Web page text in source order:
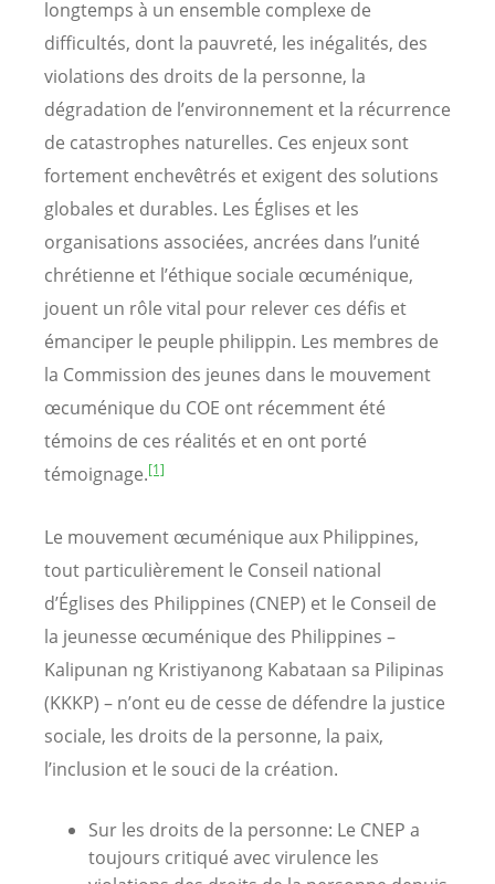
longtemps à un ensemble complexe de
difficultés, dont la pauvreté, les inégalités, des
violations des droits de la personne, la
dégradation de l’environnement et la récurrence
de catastrophes naturelles. Ces enjeux sont
fortement enchevêtrés et exigent des solutions
globales et durables. Les Églises et les
organisations associées, ancrées dans l’unité
chrétienne et l’éthique sociale œcuménique,
jouent un rôle vital pour relever ces défis et
émanciper le peuple philippin. Les membres de
la Commission des jeunes dans le mouvement
œcuménique du COE ont récemment été
témoins de ces réalités et en ont porté
témoignage.[1]
Le mouvement œcuménique aux Philippines,
tout particulièrement le Conseil national
d’Églises des Philippines (CNEP) et le Conseil de
la jeunesse œcuménique des Philippines –
Kalipunan ng Kristiyanong Kabataan sa Pilipinas
(KKKP) – n’ont eu de cesse de défendre la justice
sociale, les droits de la personne, la paix,
l’inclusion et le souci de la création.
Sur les droits de la personne: Le CNEP a
toujours critiqué avec virulence les